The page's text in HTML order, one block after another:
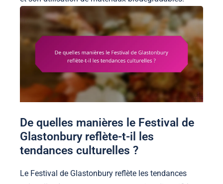
De quelles manières le Festival de
Glastonbury reflète-t-il les
tendances culturelles ?
Le Festival de Glastonbury reflète les tendances